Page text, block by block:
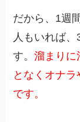
だから、1週
人もいれば
す。溜まりに
となくオナ
です。